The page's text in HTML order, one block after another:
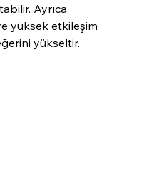
Ayrıca,
yüksek etkileşim
yükseltir.